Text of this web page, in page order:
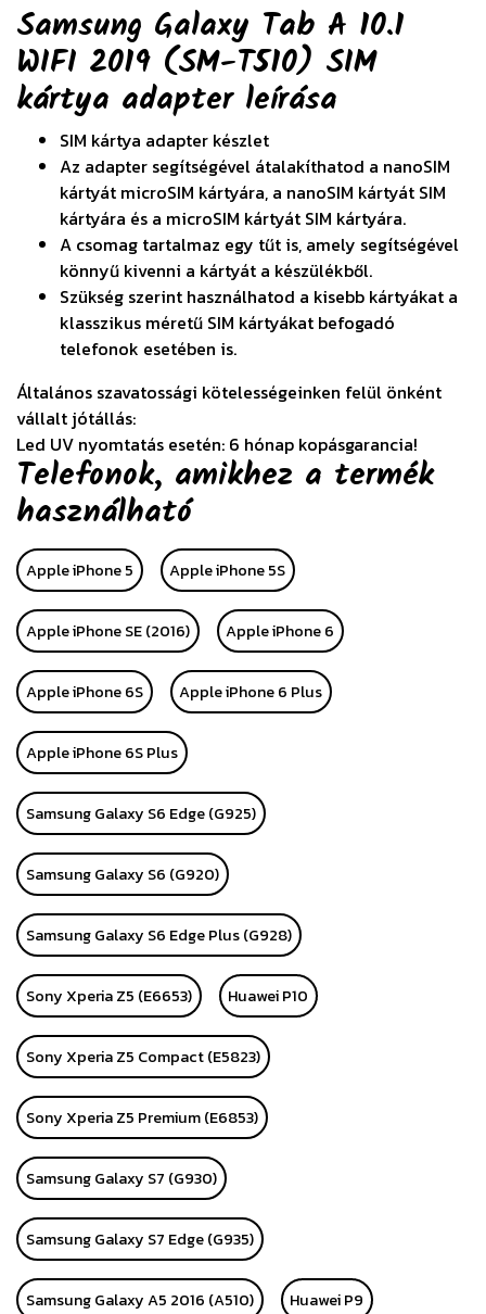
Samsung Galaxy Tab A 10.1
WIFI 2019 (SM-T510) SIM
kártya adapter leírása
SIM kártya adapter készlet
Az adapter segítségével átalakíthatod a nanoSIM
kártyát microSIM kártyára, a nanoSIM kártyát SIM
kártyára és a microSIM kártyát SIM kártyára.
A csomag tartalmaz egy tűt is, amely segítségével
könnyű kivenni a kártyát a készülékből.
Szükség szerint használhatod a kisebb kártyákat a
klasszikus méretű SIM kártyákat befogadó
telefonok esetében is.
Általános szavatossági kötelességeinken felül önként
vállalt jótállás:
Led UV nyomtatás esetén: 6 hónap kopásgarancia!
Telefonok, amikhez a termék
használható
Apple iPhone 5 Apple iPhone 5S
Apple iPhone SE (2016) Apple iPhone 6
Apple iPhone 6S Apple iPhone 6 Plus
Apple iPhone 6S Plus
Samsung Galaxy S6 Edge (G925)
Samsung Galaxy S6 (G920)
Samsung Galaxy S6 Edge Plus (G928)
Sony Xperia Z5 (E6653) Huawei P10
Sony Xperia Z5 Compact (E5823)
Sony Xperia Z5 Premium (E6853)
Samsung Galaxy S7 (G930)
Samsung Galaxy S7 Edge (G935)
Samsung Galaxy A5 2016 (A510) Huawei P9